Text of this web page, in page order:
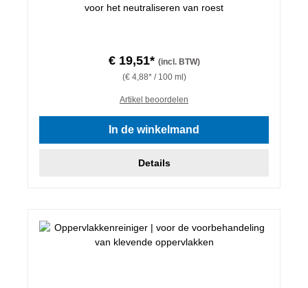
voor het neutraliseren van roest
€ 19,51* (incl. BTW)
(€ 4,88* / 100 ml)
Artikel beoordelen
In de winkelmand
Details